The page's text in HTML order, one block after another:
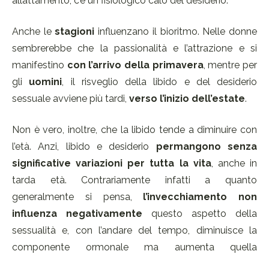
Anche lestagioni influenzano il bioritmo. Nelle donne
sembrerebbe che la passionalità e l’attrazione e si
manifestino con l’arrivo della primavera, mentre per
gli uomini, il risveglio della libido e del desiderio
sessuale avviene più tardi, verso l’inizio dell’estate.
Non è vero, inoltre, che la libido tende a diminuire con
l’età. Anzi, libido e desiderio permangono senza
significative variazioni per tutta la vita, anche in
tarda età. Contrariamente infatti a quanto
generalmente si pensa, l’invecchiamento non
influenza negativamente questo aspetto della
sessualità e, con l’andare del tempo, diminuisce la
componente ormonale ma aumenta quella